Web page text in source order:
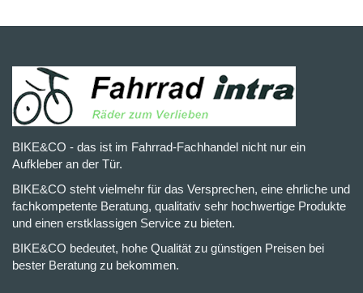
BIKE&CO - das ist im Fahrrad-Fachhandel nicht nur ein
Aufkleber an der Tür.
BIKE&CO steht vielmehr für das Versprechen, eine ehrliche und
fachkompetente Beratung, qualitativ sehr hochwertige Produkte
und einen erstklassigen Service zu bieten.
BIKE&CO bedeutet, hohe Qualität zu günstigen Preisen bei
bester Beratung zu bekommen.